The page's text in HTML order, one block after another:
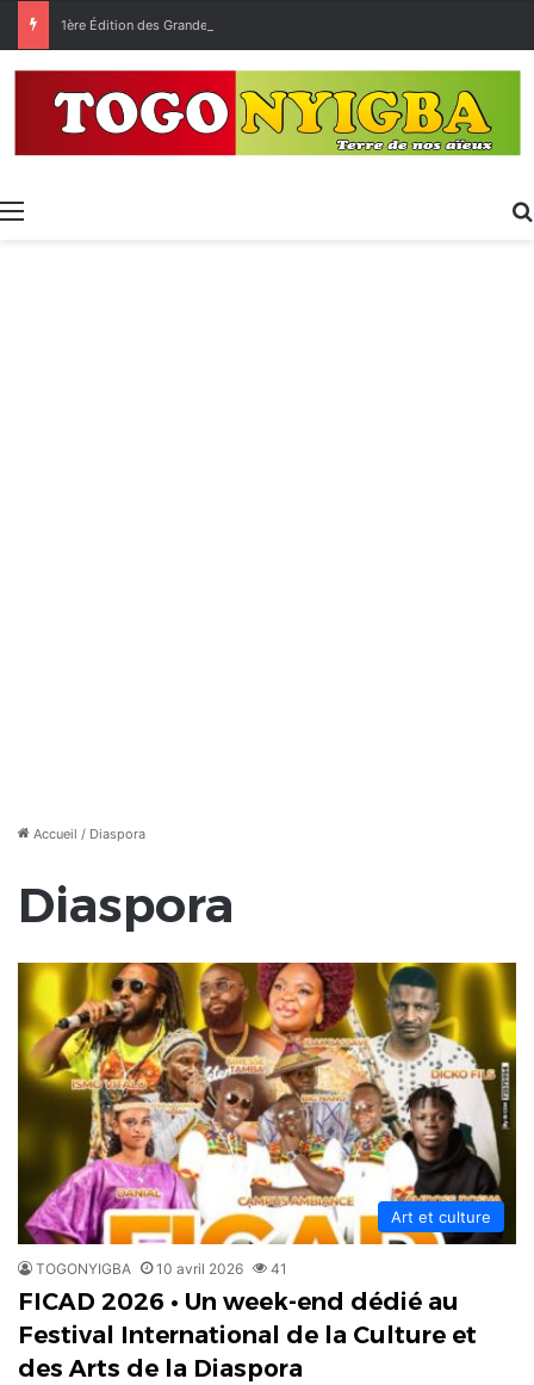
Menu
Accueil / Diaspora
Diaspora
Art et culture
TOGONYIGBA 10 avril 2026 41
FICAD 2026 • Un week-end dédié au
Festival International de la Culture et
des Arts de la Diaspora